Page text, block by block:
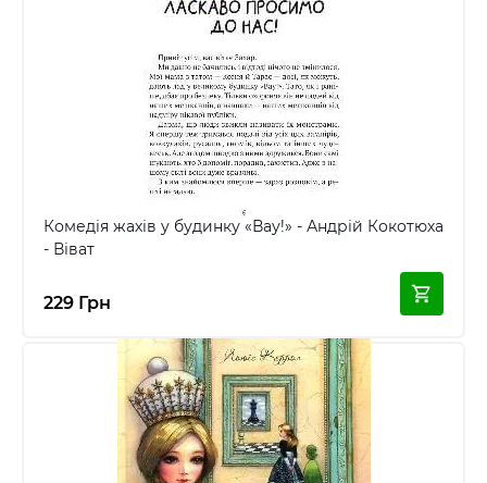
Комедія жахів у будинку «Вау!» - Андрій Кокотюха
- Віват
229 Грн